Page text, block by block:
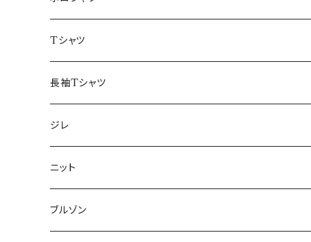
50/XL～
48/L
50/XL～
46/M
48/L
50/XL～
～44/S
46/M
48/L
50/XL～
Tシャツ
～44/S
46/M
48/L
50/XL～
長袖Tシャツ
～44/S
46/M
48/L
ジレ
～44/S
46/M
ニット
～44/S
ブルゾン